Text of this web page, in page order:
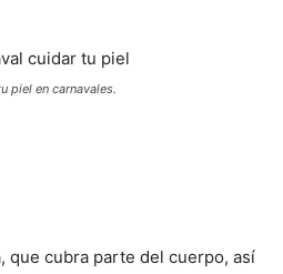
piel en carnavales.
que cubra parte del cuerpo, así